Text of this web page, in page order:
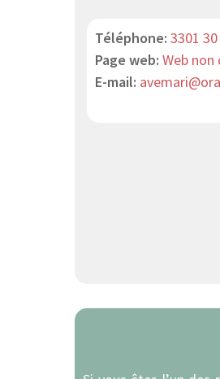
Téléphone: 3301
Page web: Web non
E-mail: